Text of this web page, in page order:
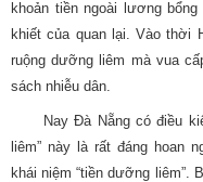
khoản tiền ngoài lương
khiết của quan lại. Vào thời
ruộng dưỡng liêm mà vua
sách nhiễu dân.
Nay Đà Nẵng có điều
liêm” này là rất đáng hoan
khái niệm “tiền dưỡng